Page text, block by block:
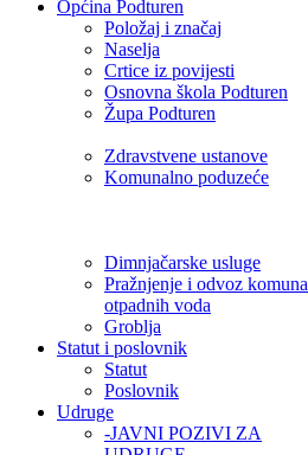
Općina Podturen
Položaj i značaj
Naselja
Crtice iz povijesti
Osnovna škola Podturen
Župa Podturen
Zdravstvene ustanove
Komunalno poduzeće
Dimnjačarske usluge
Pražnjenje i odvoz
otpadnih voda
Groblja
Statut i poslovnik
Statut
Poslovnik
Udruge
-JAVNI POZIVI ZA